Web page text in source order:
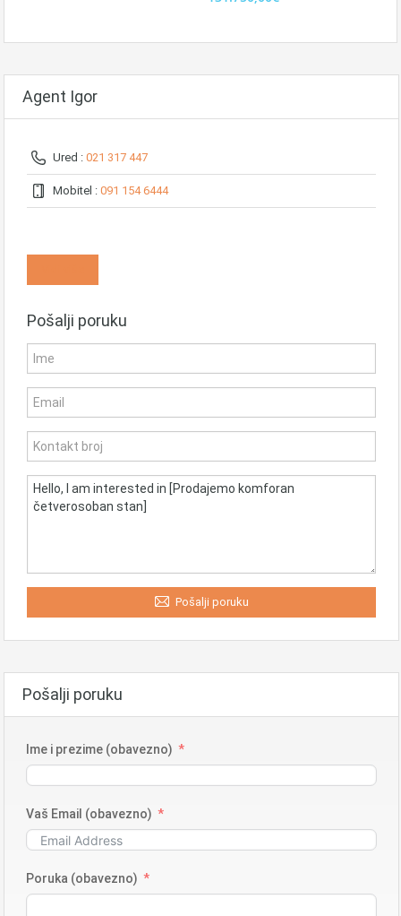
Agent Igor
Ured : 021 317 447
Mobitel : 091 154 6444
Pošalji poruku
Pošalji poruku
Pošalji poruku
Ime i prezime (obavezno)
Vaš Email (obavezno)
Poruka (obavezno)